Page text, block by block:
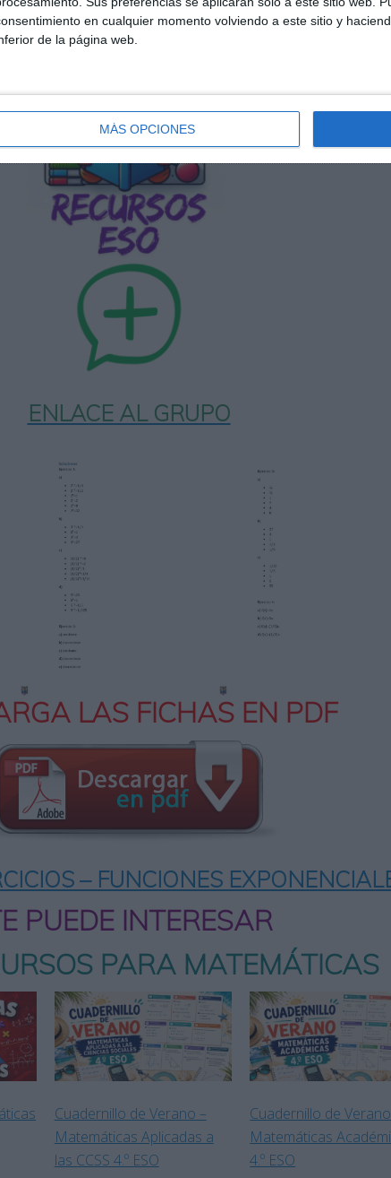
en cualquier momento volviendo a este sitio y
de la página web.
MÁS OPCIONES
ENLACE AL GRUPO
LAS FICHAS EN PDF
– FUNCIONES
PUEDE INTERESAR
PARA MATEMÁTICAS
Cuadernillo de Verano –
Matemáticas Aplicadas a
las CCSS 4.º ESO
Cuadernillo de
Matemáticas
4.º ESO